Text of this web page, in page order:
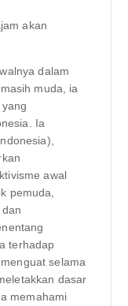
akan
dalam
muda, ia
Ia
awal
pemuda,
terhadap
selama
dasar
memahami